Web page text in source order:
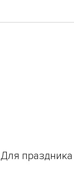
Для праздника